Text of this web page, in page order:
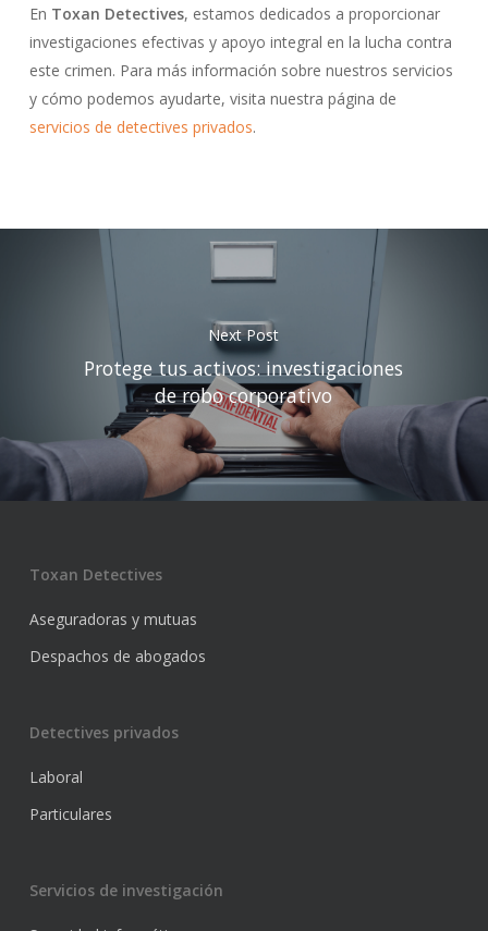
En Toxan Detectives, estamos dedicados a proporcionar
investigaciones efectivas y apoyo integral en la lucha contra
este crimen. Para más información sobre nuestros servicios
y cómo podemos ayudarte, visita nuestra página de
servicios de detectives privados.
Next Post
Protege tus activos: investigaciones
de robo corporativo
Toxan Detectives
Aseguradoras y mutuas
Despachos de abogados
Detectives privados
Laboral
Particulares
Servicios de investigación